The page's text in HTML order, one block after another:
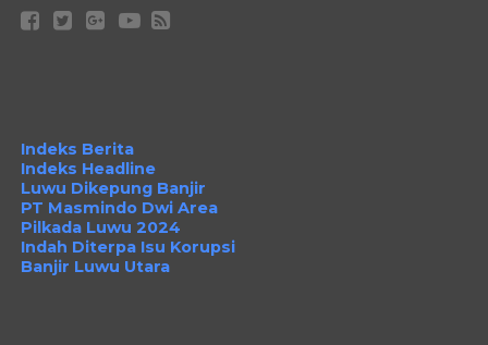
Indeks Berita
Indeks Headline
Luwu Dikepung Banjir
PT Masmindo Dwi Area
Pilkada Luwu 2024
Indah Diterpa Isu Korupsi
Banjir Luwu Utara